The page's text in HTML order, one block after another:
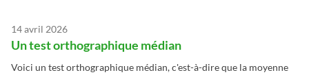
14 avril 2026
Un test orthographique médian
Voici un test orthographique médian, c'est-à-dire que la moyenne